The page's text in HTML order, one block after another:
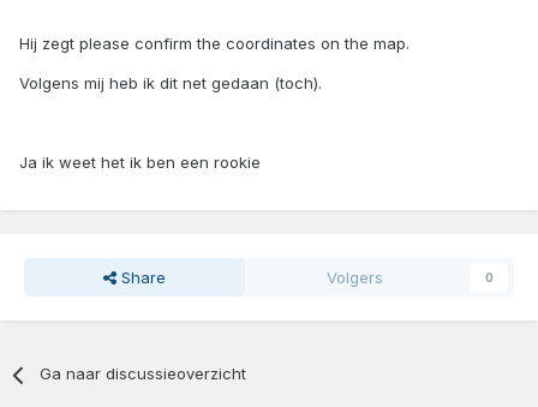
Hij zegt please confirm the coordinates on the map.
Volgens mij heb ik dit net gedaan (toch).
Ja ik weet het ik ben een rookie
Share Volgers 0
Ga naar discussieoverzicht